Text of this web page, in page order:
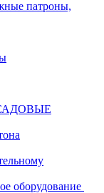
патроны,
оборудование